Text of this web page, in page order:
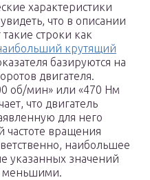
характеристики
что в описании
строки как
крутящий
базируются на
двигателя.
об/мин» или «470 Нм
что двигатель
для него
частоте вращения
наибольшее
указанных значений
меньшими.